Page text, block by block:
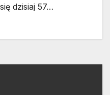
dzisiaj 57…